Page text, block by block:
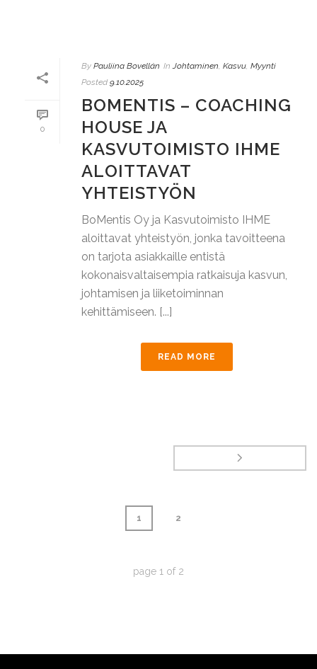
0
By Pauliina Bovellán In Johtaminen, Kasvu, Myynti
Posted 9.10.2025
BOMENTIS – COACHING
HOUSE JA
KASVUTOIMISTO IHME
ALOITTAVAT
YHTEISTYÖN
BoMentis Oy ja Kasvutoimisto IHME
aloittavat yhteistyön, jonka tavoitteena
on tarjota asiakkaille entistä
kokonaisvaltaisempia ratkaisuja kasvun,
johtamisen ja liiketoiminnan
kehittämiseen. [...]
READ MORE
1 2
page 1 of 2